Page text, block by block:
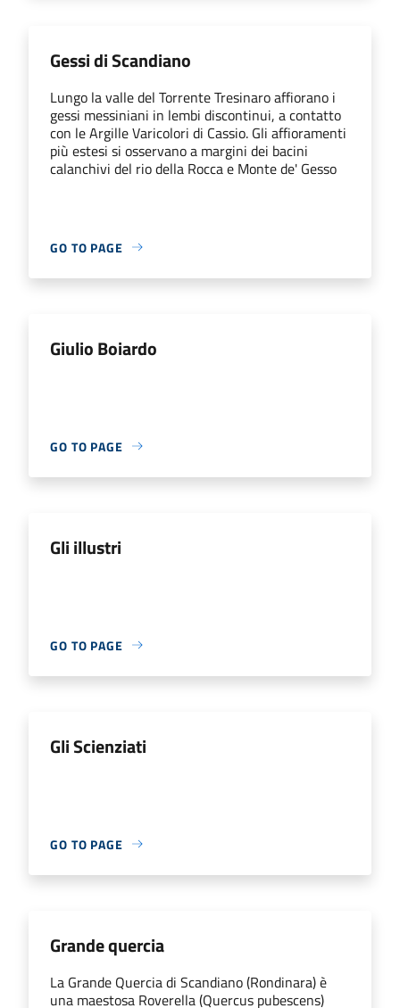
Gessi di Scandiano
Lungo la valle del Torrente Tresinaro affiorano i
gessi messiniani in lembi discontinui, a contatto
con le Argille Varicolori di Cassio. Gli affioramenti
più estesi si osservano a margini dei bacini
calanchivi del rio della Rocca e Monte de' Gesso
GO TO PAGE
Giulio Boiardo
GO TO PAGE
Gli illustri
GO TO PAGE
Gli Scienziati
GO TO PAGE
Grande quercia
La Grande Quercia di Scandiano (Rondinara) è
una maestosa Roverella (Quercus pubescens)